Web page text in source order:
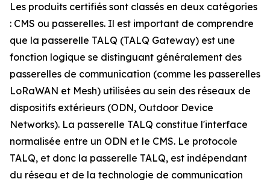
Les produits certifiés sont classés en deux catégories
: CMS ou passerelles. Il est important de comprendre
que la passerelle TALQ (TALQ Gateway) est une
fonction logique se distinguant généralement des
passerelles de communication (comme les passerelles
LoRaWAN et Mesh) utilisées au sein des réseaux de
dispositifs extérieurs (ODN, Outdoor Device
Networks). La passerelle TALQ constitue l'interface
normalisée entre un ODN et le CMS. Le protocole
TALQ, et donc la passerelle TALQ, est indépendant
du réseau et de la technologie de communication